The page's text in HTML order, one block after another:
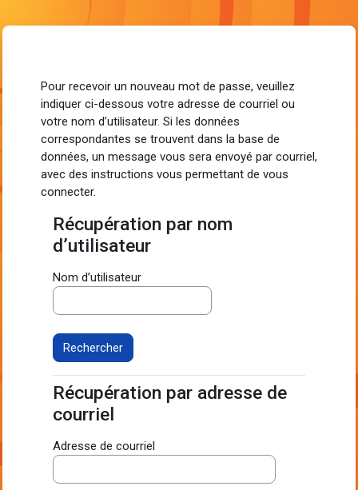
Pour recevoir un nouveau mot de passe, veuillez
indiquer ci-dessous votre adresse de courriel ou
votre nom d’utilisateur. Si les données
correspondantes se trouvent dans la base de
données, un message vous sera envoyé par courriel,
avec des instructions vous permettant de vous
connecter.
Récupération par nom d’utilisateur
Récupération par nom
d’utilisateur
Nom d’utilisateur
Récupération par adresse de courriel
Récupération par adresse de
courriel
Adresse de courriel